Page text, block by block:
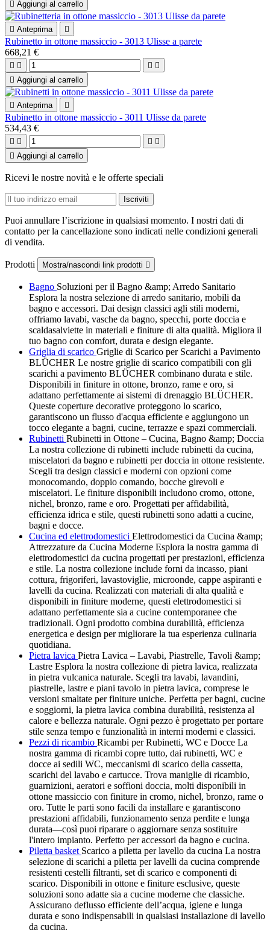
 Aggiungi al carrello
 Anteprima 
Rubinetto in ottone massiccio - 3013 Ulisse a parete
668,21 €
   
 Aggiungi al carrello
 Anteprima 
Rubinetto in ottone massiccio - 3011 Ulisse da parete
534,43 €
   
 Aggiungi al carrello
Ricevi le nostre novità e le offerte speciali
Puoi annullare l’iscrizione in qualsiasi momento. I nostri dati di
contatto per la cancellazione sono indicati nelle condizioni generali
di vendita.
Prodotti Mostra/nascondi link prodotti 
Bagno Soluzioni per il Bagno &amp; Arredo Sanitario
Esplora la nostra selezione di arredo sanitario, mobili da
bagno e accessori. Dai design classici agli stili moderni,
offriamo lavabi, vasche da bagno, specchi, porte doccia e
scaldasalviette in materiali e finiture di alta qualità. Migliora il
tuo bagno con comfort, durata e design elegante.
Griglia di scarico Griglie di Scarico per Scarichi a Pavimento
BLÜCHER Le nostre griglie di scarico compatibili con gli
scarichi a pavimento BLÜCHER combinano durata e stile.
Disponibili in finiture in ottone, bronzo, rame e oro, si
adattano perfettamente ai sistemi di drenaggio BLÜCHER.
Queste coperture decorative proteggono lo scarico,
garantiscono un flusso d'acqua efficiente e aggiungono un
tocco elegante a bagni, cucine, terrazze e spazi commerciali.
Rubinetti Rubinetti in Ottone – Cucina, Bagno &amp; Doccia
La nostra collezione di rubinetti include rubinetti da cucina,
miscelatori da bagno e rubinetti per doccia in ottone resistente.
Scegli tra design classici e moderni con opzioni come
monocomando, doppio comando, bocche girevoli e
miscelatori. Le finiture disponibili includono cromo, ottone,
nichel, bronzo, rame e oro. Progettati per affidabilità,
efficienza idrica e stile, questi rubinetti sono adatti a cucine,
bagni e docce.
Cucina ed elettrodomestici Elettrodomestici da Cucina &amp;
Attrezzature da Cucina Moderne Esplora la nostra gamma di
elettrodomestici da cucina progettati per prestazioni, efficienza
e stile. La nostra collezione include forni da incasso, piani
cottura, frigoriferi, lavastoviglie, microonde, cappe aspiranti e
lavelli da cucina. Realizzati con materiali di alta qualità e
disponibili in finiture moderne, questi elettrodomestici si
adattano perfettamente sia a cucine contemporanee che
tradizionali. Ogni prodotto combina durabilità, efficienza
energetica e design per migliorare la tua esperienza culinaria
quotidiana.
Pietra lavica Pietra Lavica – Lavabi, Piastrelle, Tavoli &amp;
Lastre Esplora la nostra collezione di pietra lavica, realizzata
in pietra vulcanica naturale. Scegli tra lavabi, lavandini,
piastrelle, lastre e piani tavolo in pietra lavica, comprese le
versioni smaltate per finiture uniche. Perfetta per bagni, cucine
e soggiorni, la pietra lavica combina durabilità, resistenza al
calore e bellezza naturale. Ogni pezzo è progettato per portare
stile senza tempo e funzionalità in interni moderni e classici.
Pezzi di ricambio Ricambi per Rubinetti, WC e Docce La
nostra gamma di ricambi copre tutto, dai rubinetti, WC e
docce ai sedili WC, meccanismi di scarico della cassetta,
scarichi del lavabo e cartucce. Trova maniglie di ricambio,
guarnizioni, aeratori e soffioni doccia, molti disponibili in
ottone massiccio con finiture in cromo, nichel, bronzo, rame o
oro. Tutte le parti sono facili da installare e garantiscono
prestazioni affidabili, funzionamento senza perdite e lunga
durata—così puoi riparare o aggiornare senza sostituire
l'intero impianto. Perfetto per accessori da bagno e cucina.
Piletta basket Scarico a piletta per lavello da cucina La nostra
selezione di scarichi a piletta per lavelli da cucina comprende
resistenti cestelli filtranti, set di scarico e componenti di
scarico. Disponibili in ottone e finiture esclusive, queste
soluzioni sono adatte sia a cucine moderne che classiche.
Assicurano deflusso efficiente dell’acqua, igiene e lunga
durata e sono indispensabili in qualsiasi installazione di lavello
da cucina.